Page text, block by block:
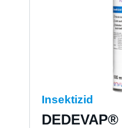
Insektizid